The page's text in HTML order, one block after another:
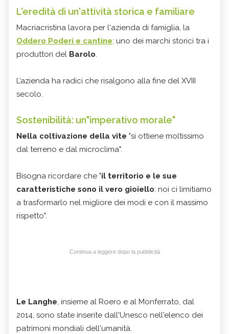
L'eredità di un'attività storica e familiare
Macriacristina lavora per l'azienda di famiglia, la
Oddero Poderi e cantine: uno dei marchi storici tra i
produttori del Barolo.
L’azienda ha radici che risalgono alla fine del XVIII
secolo.
Sostenibilità: un"imperativo morale"
Nella coltivazione della vite "si ottiene moltissimo
dal terreno e dal microclima".
Bisogna ricordare che "il territorio e le sue
caratteristiche sono il vero gioiello: noi ci limitiamo
a trasformarlo nel migliore dei modi e con il massimo
rispetto".
Continua a leggere dopo la pubblicità
Le Langhe, insieme al Roero e al Monferrato, dal
2014, sono state inserite dall'Unesco nell'elenco dei
patrimoni mondiali dell'umanità.